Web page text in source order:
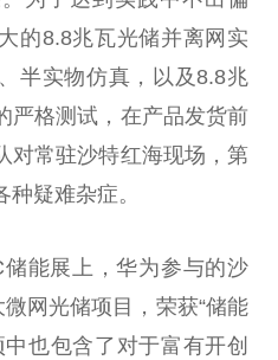
的8.8兆瓦光储并离网实
半实物仿真，以及8.8兆
严格测试，在产品发货前
对常驻沙特红海现场，第
疑难杂症。
能展上，华为参与的沙
微 网光储项目，荣获“储能
也包含了对于富有开创